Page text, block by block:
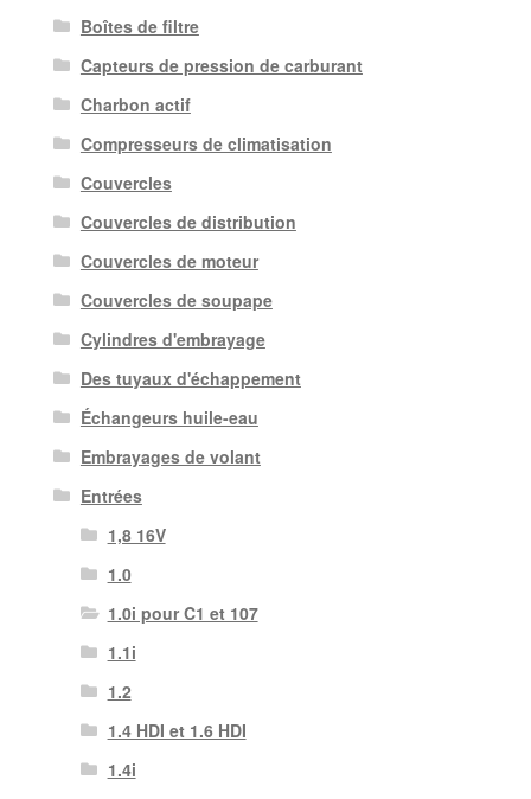
Boîtes de filtre
Capteurs de pression de carburant
Charbon actif
Compresseurs de climatisation
Couvercles
Couvercles de distribution
Couvercles de moteur
Couvercles de soupape
Cylindres d'embrayage
Des tuyaux d'échappement
Échangeurs huile-eau
Embrayages de volant
Entrées
1,8 16V
1.0
1.0i pour C1 et 107
1.1i
1.2
1.4 HDI et 1.6 HDI
1.4i